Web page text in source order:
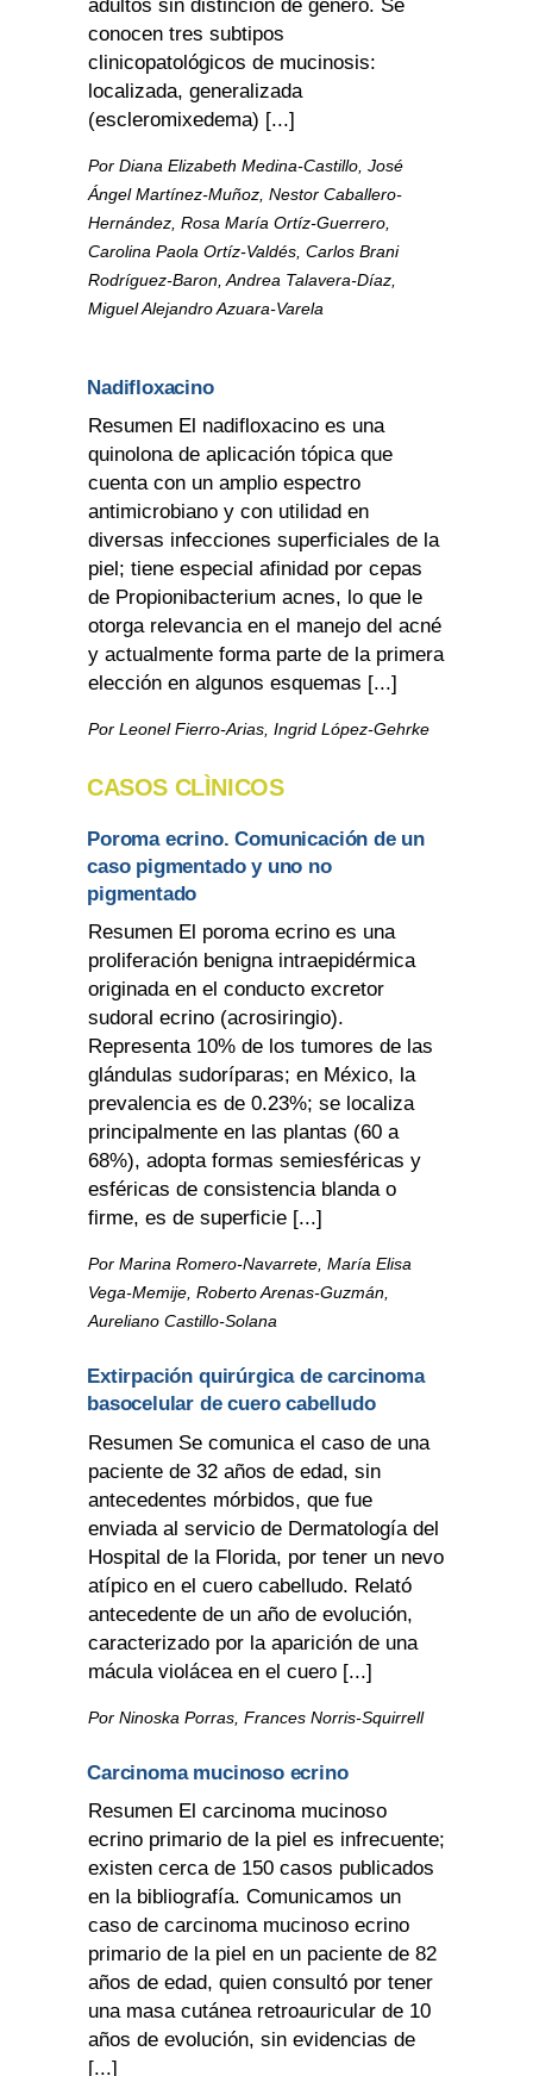
adultos sin distinción de género. Se
conocen tres subtipos
clinicopatológicos de mucinosis:
localizada, generalizada
(escleromixedema) [...]
Por Diana Elizabeth Medina-Castillo, José
Ángel Martínez-Muñoz, Nestor Caballero-
Hernández, Rosa María Ortíz-Guerrero,
Carolina Paola Ortíz-Valdés, Carlos Brani
Rodríguez-Baron, Andrea Talavera-Díaz,
Miguel Alejandro Azuara-Varela
Nadifloxacino
Resumen El nadifloxacino es una
quinolona de aplicación tópica que
cuenta con un amplio espectro
antimicrobiano y con utilidad en
diversas infecciones superficiales de la
piel; tiene especial afinidad por cepas
de Propionibacterium acnes, lo que le
otorga relevancia en el manejo del acné
y actualmente forma parte de la primera
elección en algunos esquemas [...]
Por Leonel Fierro-Arias, Ingrid López-Gehrke
CASOS CLÌNICOS
Poroma ecrino. Comunicación de un
caso pigmentado y uno no
pigmentado
Resumen El poroma ecrino es una
proliferación benigna intraepidérmica
originada en el conducto excretor
sudoral ecrino (acrosiringio).
Representa 10% de los tumores de las
glándulas sudoríparas; en México, la
prevalencia es de 0.23%; se localiza
principalmente en las plantas (60 a
68%), adopta formas semiesféricas y
esféricas de consistencia blanda o
firme, es de superficie [...]
Por Marina Romero-Navarrete, María Elisa
Vega-Memije, Roberto Arenas-Guzmán,
Aureliano Castillo-Solana
Extirpación quirúrgica de carcinoma
basocelular de cuero cabelludo
Resumen Se comunica el caso de una
paciente de 32 años de edad, sin
antecedentes mórbidos, que fue
enviada al servicio de Dermatología del
Hospital de la Florida, por tener un nevo
atípico en el cuero cabelludo. Relató
antecedente de un año de evolución,
caracterizado por la aparición de una
mácula violácea en el cuero [...]
Por Ninoska Porras, Frances Norris-Squirrell
Carcinoma mucinoso ecrino
Resumen El carcinoma mucinoso
ecrino primario de la piel es infrecuente;
existen cerca de 150 casos publicados
en la bibliografía. Comunicamos un
caso de carcinoma mucinoso ecrino
primario de la piel en un paciente de 82
años de edad, quien consultó por tener
una masa cutánea retroauricular de 10
años de evolución, sin evidencias de
[...]